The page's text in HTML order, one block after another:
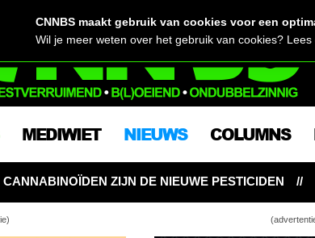
MEDIWIET NIEUWS COLUMNS
NIEUWE PESTICIDEN BOOSTERS EN
CNNBS maakt gebruik van cookies voor een
Wil je meer weten over het gebruik van cookies?